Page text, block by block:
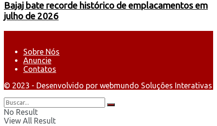
Bajaj bate recorde histórico de emplacamentos em
julho de 2026
Sobre Nós
Anuncie
Contatos
© 2023 - Desenvolvido por webmundo Soluções Interativas
No Result
View All Result